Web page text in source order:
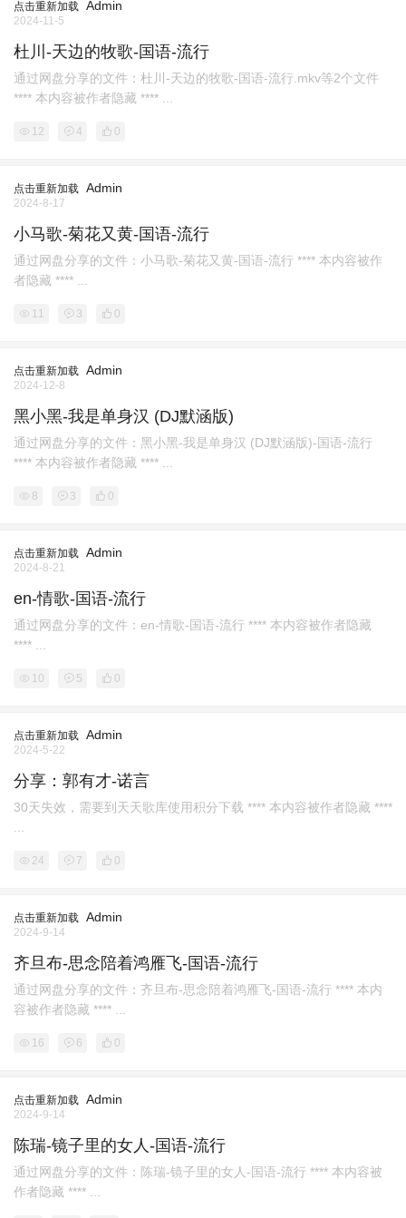
点击重新加载 Admin
2024-11-5
杜川-天边的牧歌-国语-流行
通过网盘分享的文件：杜川-天边的牧歌-国语-流行.mkv等2个文件
**** 本内容被作者隐藏 **** ...
12 4 0
点击重新加载 Admin
2024-8-17
小马歌-菊花又黄-国语-流行
通过网盘分享的文件：小马歌-菊花又黄-国语-流行 **** 本内容被作
者隐藏 **** ...
11 3 0
点击重新加载 Admin
2024-12-8
黑小黑-我是单身汉 (DJ默涵版)
通过网盘分享的文件：黑小黑-我是单身汉 (DJ默涵版)-国语-流行
**** 本内容被作者隐藏 **** ...
8 3 0
点击重新加载 Admin
2024-8-21
en-情歌-国语-流行
通过网盘分享的文件：en-情歌-国语-流行 **** 本内容被作者隐藏
**** ...
10 5 0
点击重新加载 Admin
2024-5-22
分享：郭有才-诺言
30天失效，需要到天天歌库使用积分下载 **** 本内容被作者隐藏 ****
24 7 0
点击重新加载 Admin
2024-9-14
齐旦布-思念陪着鸿雁飞-国语-流行
通过网盘分享的文件：齐旦布-思念陪着鸿雁飞-国语-流行 **** 本内
容被作者隐藏 **** ...
16 6 0
点击重新加载 Admin
2024-9-14
陈瑞-镜子里的女人-国语-流行
通过网盘分享的文件：陈瑞-镜子里的女人-国语-流行 **** 本内容被
作者隐藏 **** ...